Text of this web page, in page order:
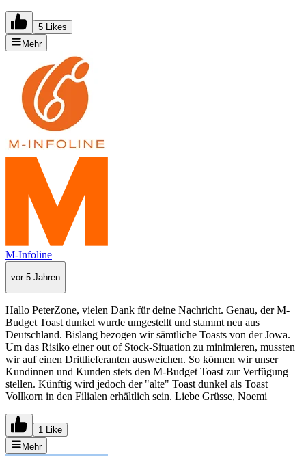
5 Likes
Mehr
M-Infoline
vor 5 Jahren
Hallo PeterZone, vielen Dank für deine Nachricht. Genau, der M-
Budget Toast dunkel wurde umgestellt und stammt neu aus
Deutschland. Bislang bezogen wir sämtliche Toasts von der Jowa.
Um das Risiko einer out of Stock-Situation zu minimieren, mussten
wir auf einen Drittlieferanten ausweichen. So können wir unser
Kundinnen und Kunden stets den M-Budget Toast zur Verfügung
stellen. Künftig wird jedoch der "alte" Toast dunkel als Toast
Vollkorn in den Filialen erhältlich sein. Liebe Grüsse, Noemi
1 Like
Mehr